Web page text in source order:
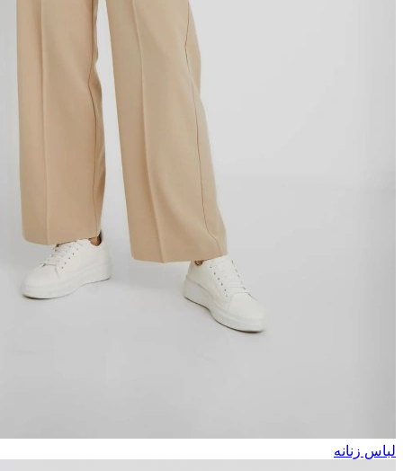
لباس زنانه